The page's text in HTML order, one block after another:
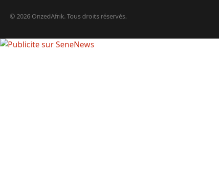
© 2026 OnzedAfrik. Tous droits réservés.